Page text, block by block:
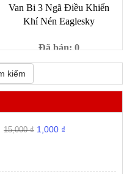
Van Bi 3 Ngã Điều Khiển
Khí Nén Eaglesky
Đã bán: 0
9,000
Giá
là:
1,000₫Giá
tại
kiếm
15,000₫
gốc
1,000 ₫